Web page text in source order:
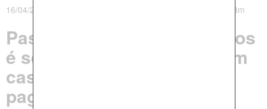
16/04/2025 às 07h34m - Atualizado em 16/04/2025 às 07h58m
Pastor evangélico de 82 anos
é sequestrado ao chegar em
casa e família é obrigada a
pagar resgate